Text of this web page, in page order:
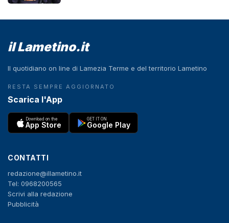
il Lametino.it
Il quotidiano on line di Lamezia Terme e del territorio Lametino
RESTA SEMPRE AGGIORNATO
Scarica l'App
Download on the
App Store
GET IT ON
Google Play
CONTATTI
redazione@illametino.it
Tel: 0968200565
Scrivi alla redazione
Pubblicità